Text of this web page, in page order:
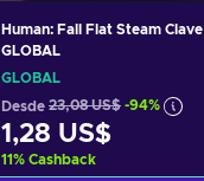
Human: Fall Flat Steam Clave
GLOBAL
GLOBAL
Desde 23,08 US$ -94%
1,28 US$
11% Cashback